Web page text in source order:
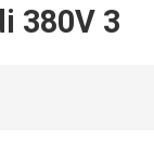
380V 3